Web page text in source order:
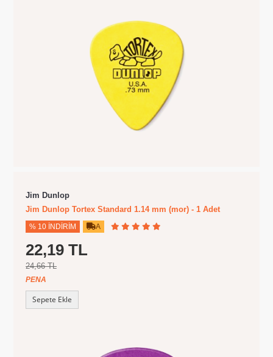
Jim Dunlop
Jim Dunlop Tortex Standard 1.14 mm (mor) - 1 Adet
% 10 İNDIRIM A
22,19 TL
24,66 TL
PENA
Sepete Ekle